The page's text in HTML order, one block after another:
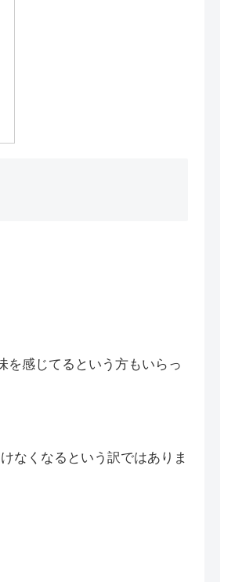
を感じてるという方もいらっ
なくなるという訳ではありま